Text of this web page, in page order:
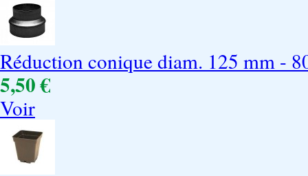
Réduction conique diam. 125 mm -
5,50 €
Voir